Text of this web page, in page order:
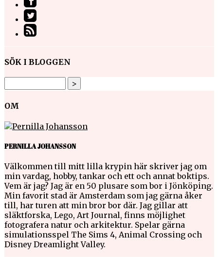
SÖK I BLOGGEN
OM
PERNILLA JOHANSSON
Välkommen till mitt lilla krypin här skriver jag om
min vardag, hobby, tankar och ett och annat boktips.
Vem är jag? Jag är en 50 plusare som bor i Jönköping.
Min favorit stad är Amsterdam som jag gärna åker
till, har turen att min bror bor där. Jag gillar att
släktforska, Lego, Art Journal, finns möjlighet
fotografera natur och arkitektur. Spelar gärna
simulationsspel The Sims 4, Animal Crossing och
Disney Dreamlight Valley.